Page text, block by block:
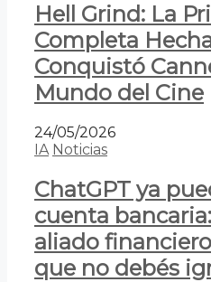
Hell Grind: La
Completa
Conquistó
Mundo del Cine
24/05/2026
IA Noticias
ChatGPT ya
cuenta
aliado
que no debés